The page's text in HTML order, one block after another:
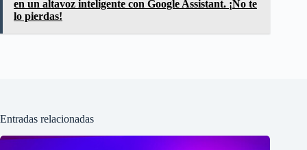
en un altavoz inteligente con Google Assistant. ¡No te
lo pierdas!
Entradas relacionadas